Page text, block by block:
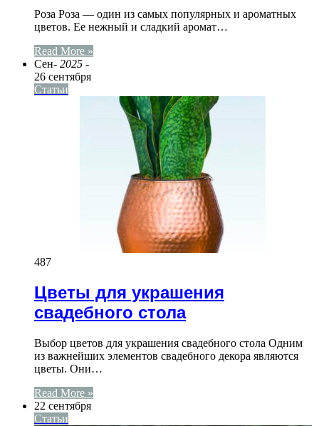
Роза Роза — один из самых популярных и ароматных
цветов. Ее нежный и сладкий аромат…
Read More »
Сен- 2025 -
26 сентября
Статьи
487
Цветы для украшения
свадебного стола
Выбор цветов для украшения свадебного стола Одним
из важнейших элементов свадебного декора являются
цветы. Они…
Read More »
22 сентября
Статьи